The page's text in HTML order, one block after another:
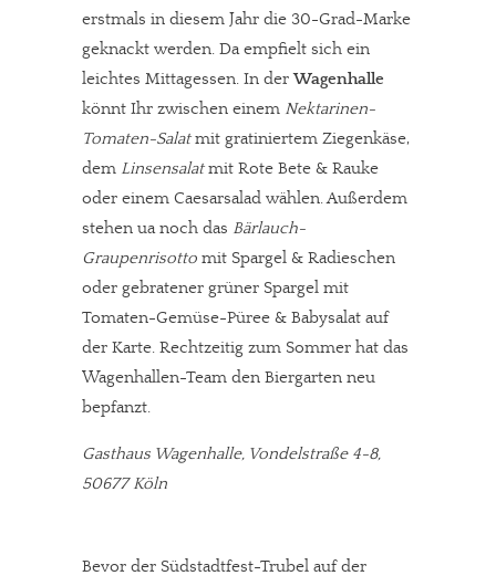
erstmals in diesem Jahr die 30-Grad-Marke
geknackt werden. Da empfielt sich ein
leichtes Mittagessen. In derWagenhalle
könnt Ihr zwischen einem Nektarinen-
Tomaten-Salatmit gratiniertem Ziegenkäse,
dem Linsensalatmit Rote Bete & Rauke
oder einem Caesarsalad wählen. Außerdem
stehen ua noch das Bärlauch-
Graupenrisotto mit Spargel & Radieschen
oder gebratener grüner Spargel mit
Tomaten-Gemüse-Püree & Babysalat auf
der Karte. Rechtzeitig zum Sommer hat das
Wagenhallen-Team den Biergarten neu
bepfanzt.
Gasthaus Wagenhalle, Vondelstraße 4-8,
50677 Köln
Bevor der Südstadtfest-Trubel auf der